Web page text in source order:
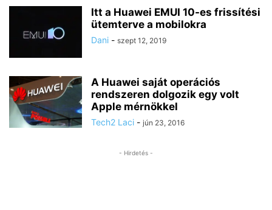
Itt a Huawei EMUI 10-es frissítési
ütemterve a mobilokra
Dani - szept 12, 2019
A Huawei saját operációs
rendszeren dolgozik egy volt
Apple mérnökkel
Tech2 Laci - jún 23, 2016
- Hirdetés -